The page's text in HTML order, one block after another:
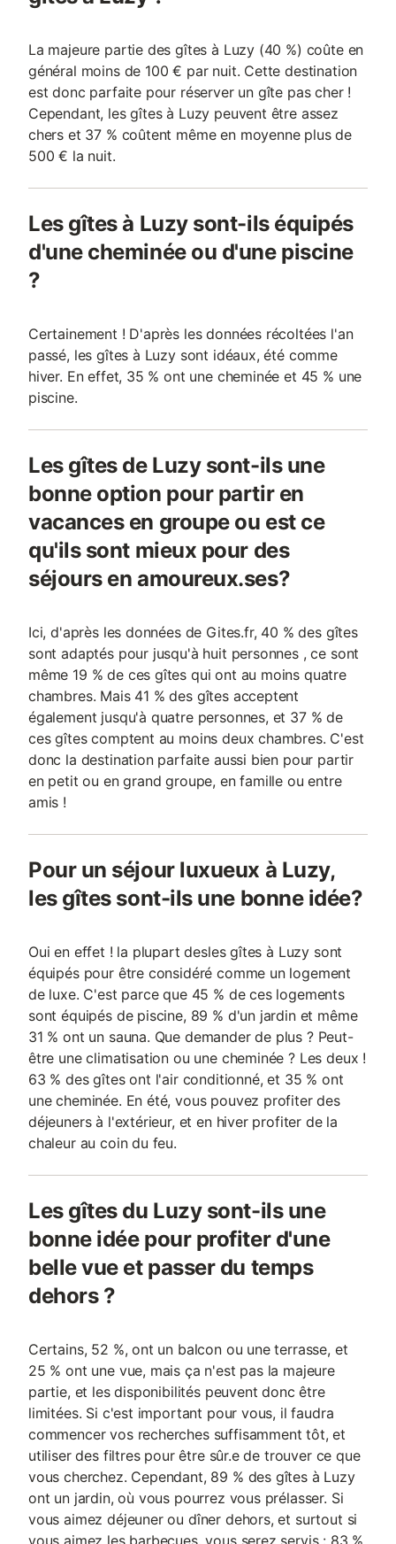
La majeure partie des gîtes à Luzy (40 %) coûte en
général moins de 100 € par nuit. Cette destination
est donc parfaite pour réserver un gîte pas cher !
Cependant, les gîtes à Luzy peuvent être assez
chers et 37 % coûtent même en moyenne plus de
500 € la nuit.
Les gîtes à Luzy sont-ils équipés
d'une cheminée ou d'une piscine
?
Certainement ! D'après les données récoltées l'an
passé, les gîtes à Luzy sont idéaux, été comme
hiver. En effet, 35 % ont une cheminée et 45 % une
piscine.
Les gîtes de Luzy sont-ils une
bonne option pour partir en
vacances en groupe ou est ce
qu'ils sont mieux pour des
séjours en amoureux.ses?
Ici, d'après les données de Gites.fr, 40 % des gîtes
sont adaptés pour jusqu'à huit personnes , ce sont
même 19 % de ces gîtes qui ont au moins quatre
chambres. Mais 41 % des gîtes acceptent
également jusqu'à quatre personnes, et 37 % de
ces gîtes comptent au moins deux chambres. C'est
donc la destination parfaite aussi bien pour partir
en petit ou en grand groupe, en famille ou entre
amis !
Pour un séjour luxueux à Luzy,
les gîtes sont-ils une bonne idée?
Oui en effet ! la plupart desles gîtes à Luzy sont
équipés pour être considéré comme un logement
de luxe. C'est parce que 45 % de ces logements
sont équipés de piscine, 89 % d'un jardin et même
31 % ont un sauna. Que demander de plus ? Peut-
être une climatisation ou une cheminée ? Les deux !
63 % des gîtes ont l'air conditionné, et 35 % ont
une cheminée. En été, vous pouvez profiter des
déjeuners à l'extérieur, et en hiver profiter de la
chaleur au coin du feu.
Les gîtes du Luzy sont-ils une
bonne idée pour profiter d'une
belle vue et passer du temps
dehors ?
Certains, 52 %, ont un balcon ou une terrasse, et
25 % ont une vue, mais ça n'est pas la majeure
partie, et les disponibilités peuvent donc être
limitées. Si c'est important pour vous, il faudra
commencer vos recherches suffisamment tôt, et
utiliser des filtres pour être sûr.e de trouver ce que
vous cherchez. Cependant, 89 % des gîtes à Luzy
ont un jardin, où vous pourrez vous prélasser. Si
vous aimez déjeuner ou dîner dehors, et surtout si
vous aimez les barbecues, vous serez servis : 83 %